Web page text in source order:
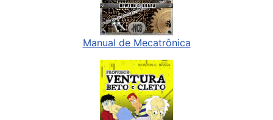
Manual de Mecatrônica